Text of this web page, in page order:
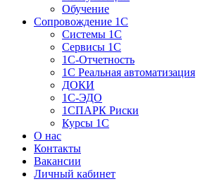
Обучение
Сопровождение 1С
Системы 1С
Сервисы 1С
1C-Отчетность
1С Реальная автоматизация
ДОКИ
1C-ЭДО
1СПАРК Риски
Курсы 1С
О нас
Контакты
Вакансии
Личный кабинет